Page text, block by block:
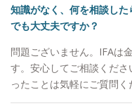
知識がなく、何を相談し
でも大丈夫ですか？
問題ございません。IFAは
す。安心してご相談くだ
ったことは気軽にご質問く